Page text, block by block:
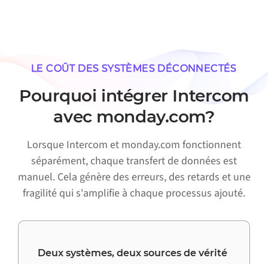
LE COÛT DES SYSTÈMES DÉCONNECTÉS
Pourquoi intégrer Intercom
avec monday.com?
Lorsque Intercom et monday.com fonctionnent
séparément, chaque transfert de données est
manuel. Cela génère des erreurs, des retards et une
fragilité qui s'amplifie à chaque processus ajouté.
Deux systèmes, deux sources de vérité